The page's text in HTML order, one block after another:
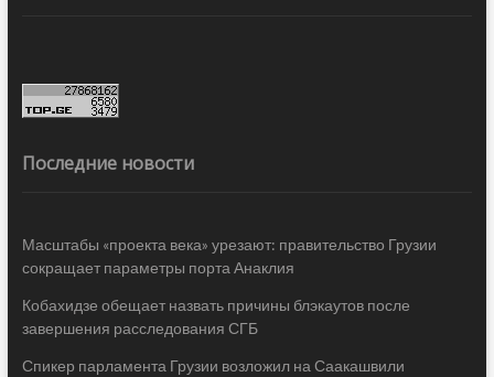
Последние новости
Масштабы «проекта века» урезают: правительство Грузии
сокращает параметры порта Анаклия
Кобахидзе обещает назвать причины блэкаутов после
завершения расследования СГБ
Спикер парламента Грузии возложил на Саакашвили